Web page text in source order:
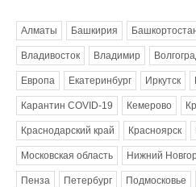
Алматы Башкирия
Владивосток Владимир
Европа Екатеринбург Иркутск
Карантин COVID-19 Кемерово
Краснодарский край Красноярск
Московская область Нижний
Пенза Петербург Подмосковье